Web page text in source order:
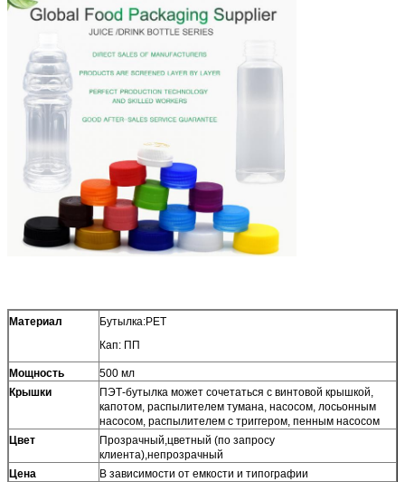
Материал
Бутылка:PET
Кап: ПП
Мощность
500 мл
Крышки
ПЭТ-бутылка может сочетаться с винтовой крышкой,
капотом, распылителем тумана, насосом, лосьонным
насосом, распылителем с триггером, пенным насосом
Цвет
Прозрачный,цветный (по запросу
клиента),непрозрачный
Цена
В зависимости от емкости и типографии